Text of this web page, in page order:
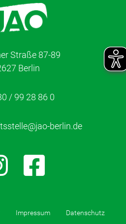
Straße 87-89
Berlin
/ 99 28 86 0
berlin.de
Impressum Datenschutz